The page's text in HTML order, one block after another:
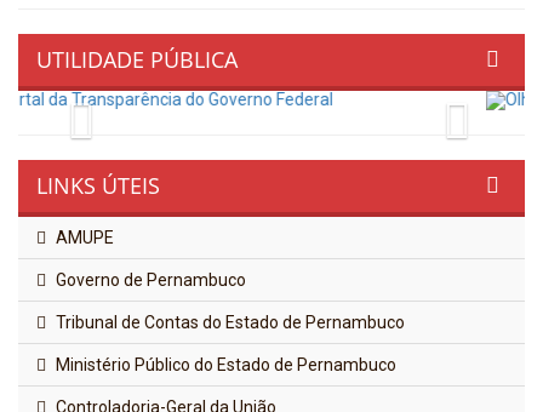
UTILIDADE PÚBLICA
Previous
Next
LINKS ÚTEIS
AMUPE
Governo de Pernambuco
Tribunal de Contas do Estado de Pernambuco
Ministério Público do Estado de Pernambuco
Controladoria-Geral da União